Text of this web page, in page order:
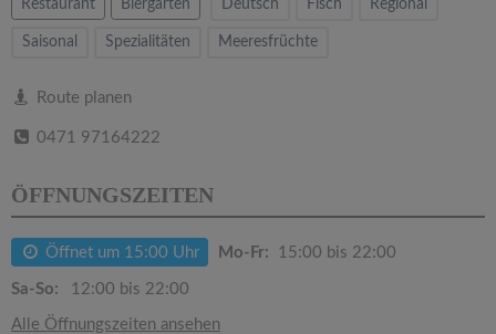
Restaurant Biergarten Deutsch Fisch Regional
Saisonal Spezialitäten Meeresfrüchte
Route planen
0471 97164222
ÖFFNUNGSZEITEN
Öffnet um 15:00 Uhr Mo-Fr: 15:00 bis 22:00
Sa-So: 12:00 bis 22:00
Alle Öffnungszeiten ansehen
t
i